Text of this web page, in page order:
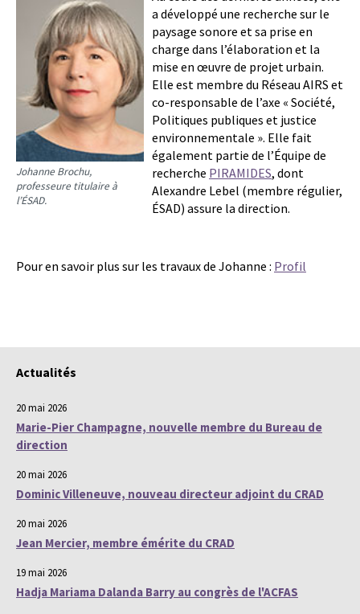
Johanne Brochu,
professeure titulaire à
l’ÉSAD.
a développé une recherche sur le
paysage sonore et sa prise en
charge dans l’élaboration et la
mise en œuvre de projet urbain.
Elle est membre du Réseau AIRS et
co-responsable de l’axe « Société,
Politiques publiques et justice
environnementale ». Elle fait
également partie de l’Équipe de
recherche PIRAMIDES, dont
Alexandre Lebel (membre régulier,
ÉSAD) assure la direction.
Pour en savoir plus sur les travaux de Johanne : Profil
Actualités
20 mai 2026
Marie-Pier Champagne, nouvelle membre du Bureau de
direction
20 mai 2026
Dominic Villeneuve, nouveau directeur adjoint du CRAD
20 mai 2026
Jean Mercier, membre émérite du CRAD
19 mai 2026
Hadja Mariama Dalanda Barry au congrès de l'ACFAS